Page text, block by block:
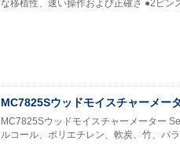
な移植性、速い操作および正確さ ●2ピン
MC7825Sウッドモイスチャーメー
MC7825Sウッドモイスチャーメーター
ルコール、ポリエチレン、軟炭、竹、パ